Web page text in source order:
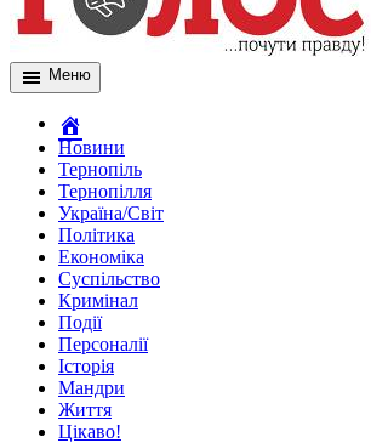
Меню
Новини
Тернопіль
Тернопілля
Україна/Світ
Політика
Економіка
Суспільство
Кримінал
Події
Персоналії
Історія
Мандри
Життя
Цікаво!